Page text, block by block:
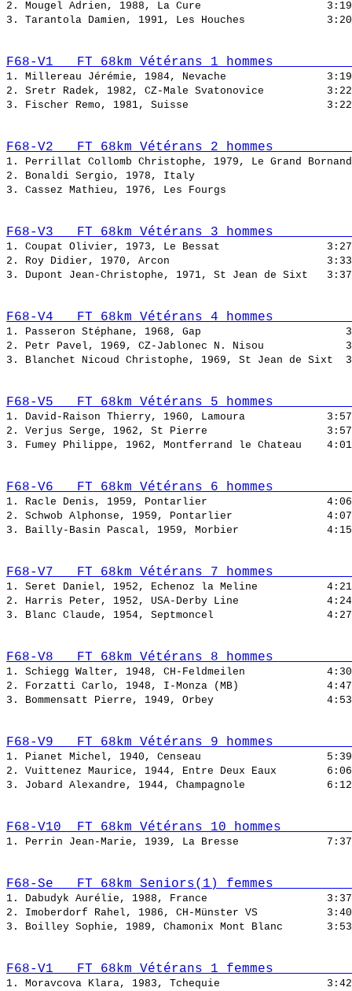
2. Mougel Adrien, 1988, La Cure
3. Tarantola Damien, 1991, Les Houches
F68-V1   FT 68km Vétérans 1 hommes
1. Millereau Jérémie, 1984, Nevache
2. Sretr Radek, 1982, CZ-Male Svatonovice
3. Fischer Remo, 1981, Suisse
F68-V2   FT 68km Vétérans 2 hommes
1. Perrillat Collomb Christophe, 1979, Le Grand
2. Bonaldi Sergio, 1978,
3. Cassez Mathieu, 1976, Les
F68-V3   FT 68km Vétérans 3 hommes
1. Coupat Olivier, 1973, Le Bessat
2. Roy Didier, 1970, Arcon
3. Dupont Jean-Christophe, 1971, St Jean de Sixt
F68-V4   FT 68km Vétérans 4 hommes
1. Passeron Stéphane, 1968, Gap
2. Petr Pavel, 1969, CZ-Jablonec N. Nisou
3. Blanchet Nicoud Christophe, 1969, St Jean de Sixt
F68-V5   FT 68km Vétérans 5 hommes
1. David-Raison Thierry, 1960, Lamoura
2. Verjus Serge, 1962, St Pierre
3. Fumey Philippe, 1962, Montferrand le Chateau
F68-V6   FT 68km Vétérans 6 hommes
1. Racle Denis, 1959, Pontarlier
2. Schwob Alphonse, 1959, Pontarlier
3. Bailly-Basin Pascal, 1959, Morbier
F68-V7   FT 68km Vétérans 7 hommes
1. Seret Daniel, 1952, Echenoz la Meline
2. Harris Peter, 1952, USA-Derby Line
3. Blanc Claude, 1954, Septmoncel
F68-V8   FT 68km Vétérans 8 hommes
1. Schiegg Walter, 1948, CH-Feldmeilen
2. Forzatti Carlo, 1948, I-Monza (MB)
3. Bommensatt Pierre, 1949, Orbey
F68-V9   FT 68km Vétérans 9 hommes
1. Pianet Michel, 1940, Censeau
2. Vuittenez Maurice, 1944, Entre Deux Eaux
3. Jobard Alexandre, 1944, Champagnole
F68-V10  FT 68km Vétérans 10 hommes
1. Perrin Jean-Marie, 1939, La Bresse
F68-Se   FT 68km Seniors(1) femmes
1. Dabudyk Aurélie, 1988, France
2. Imoberdorf Rahel, 1986, CH-Münster VS
3. Boilley Sophie, 1989, Chamonix Mont Blanc
F68-V1   FT 68km Vétérans 1 femmes
1. Moravcova Klara, 1983, Tchequie